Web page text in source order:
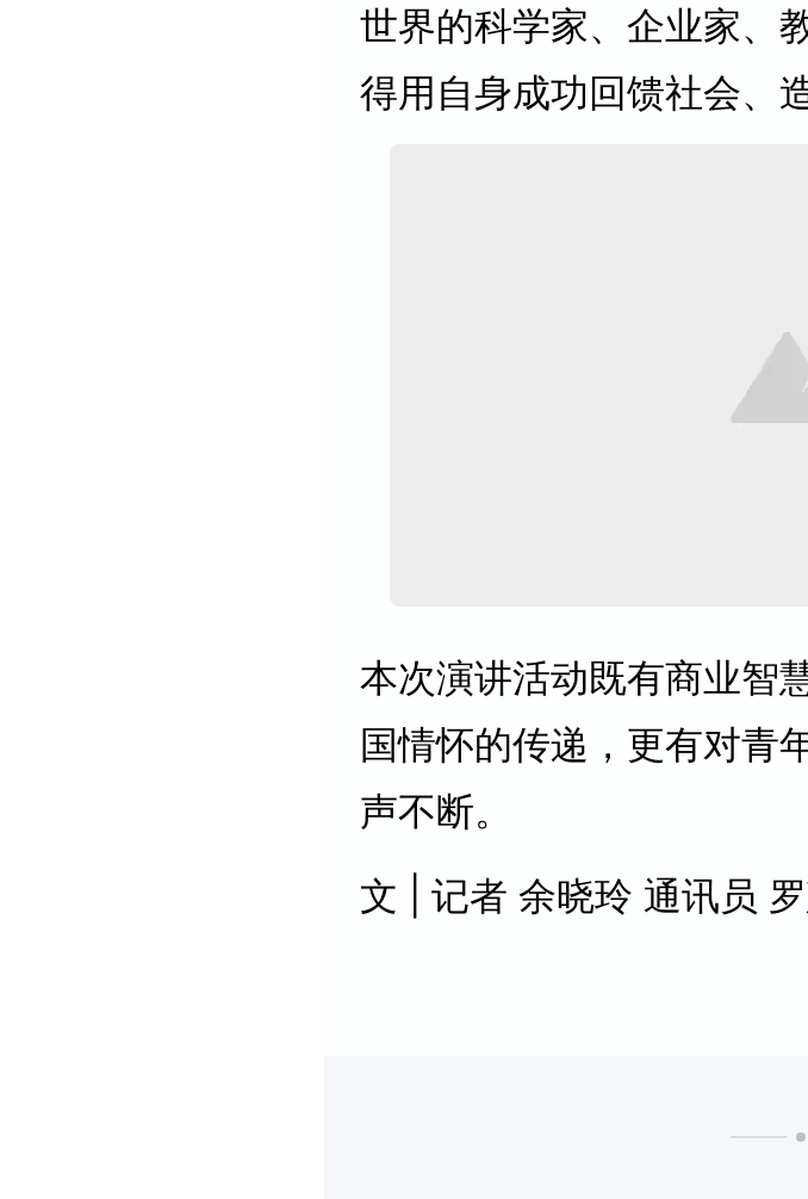
世界的科学家、企业家、
得用自身成功回馈社会、
本次演讲活动既有商业智
国情怀的传递，更有对青
声不断。
文 | 记者 余晓玲 通讯员